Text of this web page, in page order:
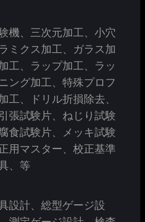
機、三次元加工、小穴
ミクス加工、ガラス加
工、ラップ加工、ラッ
ング加工、特殊プロフ
工、ドリル折損除去、
張試験片、ねじり試験
食試験片、メッキ試験
用マスター、校正基準
、等
設計、総型ゲージ設